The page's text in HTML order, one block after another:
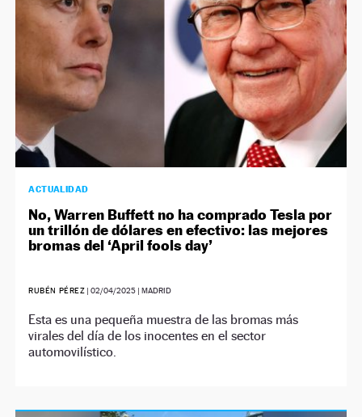
ACTUALIDAD
No, Warren Buffett no ha comprado Tesla por
un trillón de dólares en efectivo: las mejores
bromas del ‘April fools day’
RUBÉN PÉREZ |02/04/2025 | MADRID
Esta es una pequeña muestra de las bromas más
virales del día de los inocentes en el sector
automovilístico.